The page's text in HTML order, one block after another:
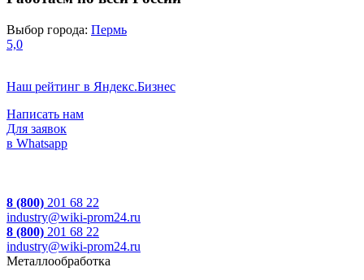
Выбор города: Пермь
5,0
Наш рейтинг в Яндекс.Бизнес
Написать нам
Для заявок
в Whatsapp
8 (800) 201 68 22
industry@wiki-prom24.ru
8 (800) 201 68 22
industry@wiki-prom24.ru
Металлообработка